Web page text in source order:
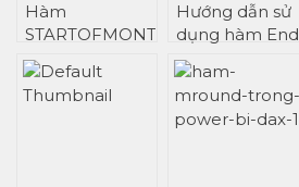
Hàm
STARTOFMONTH
trong Power BI
Hướng dẫn sử
dụng hàm End
of Month trong
Power BI